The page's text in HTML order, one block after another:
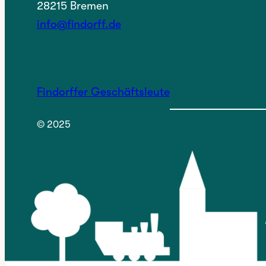
28215 Bremen
info@findorff.de
Findorffer Geschäftsleute
© 2025